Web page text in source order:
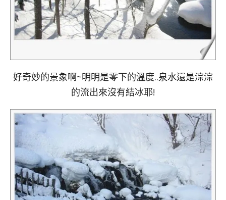
好奇妙的景象啊~明明是零下的溫度..泉水還是淙淙
的流出來沒有結冰耶!